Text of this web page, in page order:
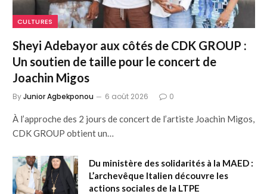
CULTURES
Sheyi Adebayor aux côtés de CDK GROUP :
Un soutien de taille pour le concert de
Joachin Migos
ByJunior Agbekponou 6 août 2026 0
À l’approche des 2 jours de concert de l’artiste Joachin Migos,
CDK GROUP obtient un…
Du ministère des solidarités à la MAED :
L’archevêque Italien découvre les
actions sociales de la LTPE